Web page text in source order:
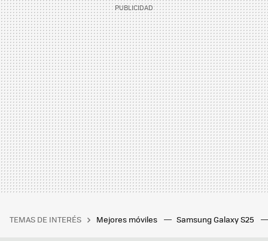
TEMAS DE INTERÉS Mejores móviles Samsung Galaxy S25